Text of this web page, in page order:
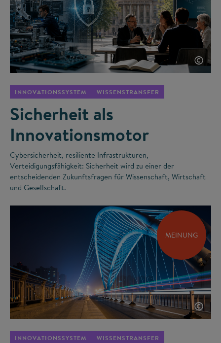
©
INNOVATIONSSYSTEM WISSENSTRANSFER
Sicherheit als
Innovationsmotor
Cybersicherheit, resiliente Infrastrukturen,
Verteidigungsfähigkeit: Sicherheit wird zu einer der
entscheidenden Zukunftsfragen für Wissenschaft, Wirtschaft
und Gesellschaft.
MEINUNG
©
INNOVATIONSSYSTEM WISSENSTRANSFER